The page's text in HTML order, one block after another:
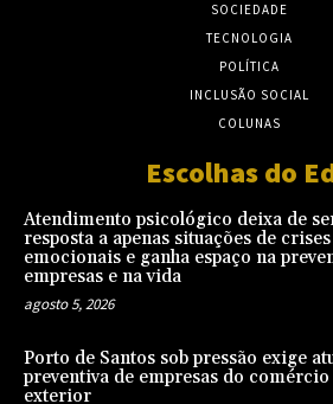
SOCIEDADE
TECNOLOGIA
POLÍTICA
INCLUSÃO SOCIAL
COLUNAS
Escolhas do
Atendimento psicológico deixa de
resposta a apenas situações de crises
emocionais e ganha espaço na
empresas e na vida
agosto 5, 2026
Porto de Santos sob pressão exige
preventiva de empresas do comércio
exterior